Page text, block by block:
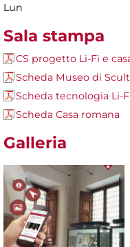
Lun
Sala stampa
CS progetto Li-Fi e
Scheda Museo di
Scheda tecnologia Li-
Scheda Casa romana
Galleria